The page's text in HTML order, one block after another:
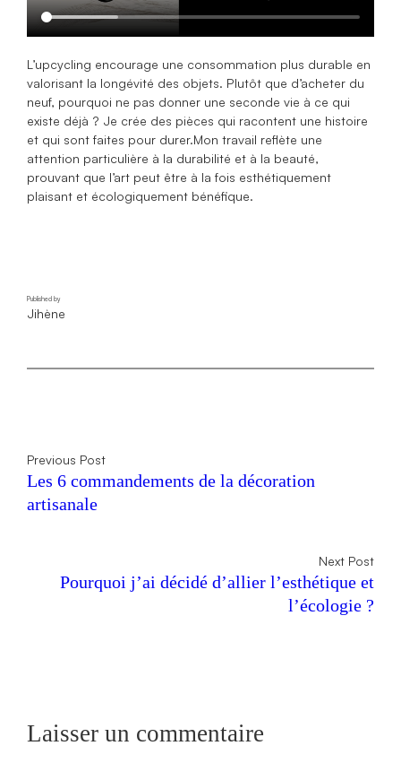
L’upcycling encourage une consommation plus durable en
valorisant la longévité des objets. Plutôt que d’acheter du
neuf, pourquoi ne pas donner une seconde vie à ce qui
existe déjà ? Je crée des pièces qui racontent une histoire
et qui sont faites pour durer.Mon travail reflète une
attention particulière à la durabilité et à la beauté,
prouvant que l’art peut être à la fois esthétiquement
plaisant et écologiquement bénéfique.
Published by
Jihène
Previous Post
Les 6 commandements de la décoration
artisanale
Next Post
Pourquoi j’ai décidé d’allier l’esthétique et
l’écologie ?
Laisser un commentaire